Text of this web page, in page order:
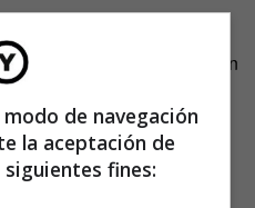
al resto del mundo y se
de los acosadores en
pullquote]
en todo el
de navegación
la aceptación de
fines: